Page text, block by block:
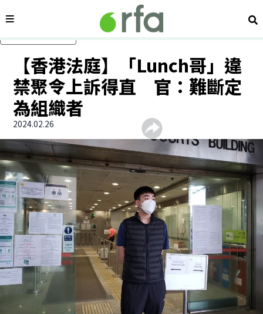
內容分類 搜
【香港法庭】「Lunch哥」違
禁聚令上訴得直 官：難斷定
為組織者
2024.02.26